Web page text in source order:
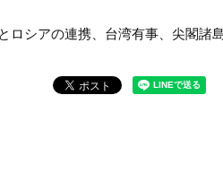
ロシアの連携、台湾有事、尖閣諸